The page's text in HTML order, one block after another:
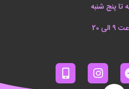
تا پنج شنبه
20
I
n
s
M
o
b